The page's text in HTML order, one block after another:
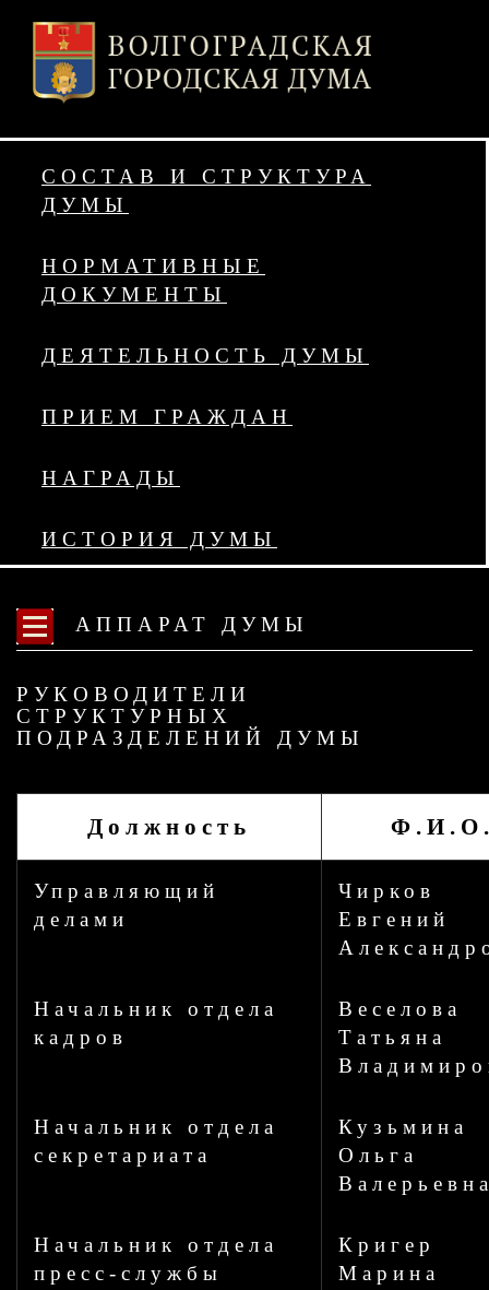
СОСТАВ И СТРУКТУРА
ДУМЫ
НОРМАТИВНЫЕ
ДОКУМЕНТЫ
ДЕЯТЕЛЬНОСТЬ ДУМЫ
ПРИЕМ ГРАЖДАН
НАГРАДЫ
ИСТОРИЯ ДУМЫ
АППАРАТ ДУМЫ
РУКОВОДИТЕЛИ
СТРУКТУРНЫХ
ПОДРАЗДЕЛЕНИЙ ДУМЫ
Должность
Управляющий
делами
Чирков
Евгений
Начальник отдела
кадров
Веселова
Татьяна
Начальник отдела
секретариата
Кузьмина
Ольга
Начальник отдела
пресс-службы
Кригер
Марина